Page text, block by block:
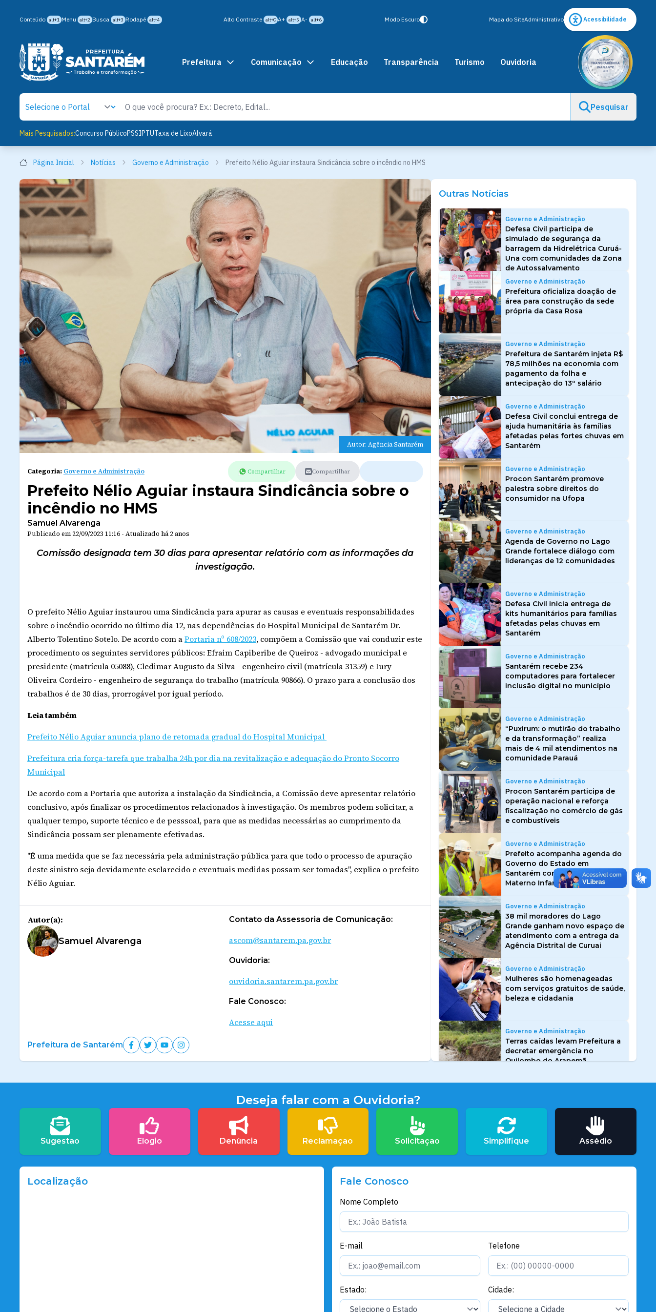
Conteúdo alt+1 Menu alt+2 Busca alt+3 Rodapé alt+4 Alto Contraste alt+C A+ alt+5 A- alt+6 Modo Escuro Mapa do SiteAdministrativo Acessibilidade
Prefeitura Comunicação Educação Transparência Turismo Ouvidoria
Pesquisar
Mais Pesquisados:Concurso PúblicoPSSIPTUTaxa de LixoAlvará
Página Inicial Notícias Governo e Administração Prefeito Nélio Aguiar instaura Sindicância sobre o incêndio no HMS
Autor: Agência Santarém
Categoria: Governo e Administração Compartilhar Compartilhar
Prefeito Nélio Aguiar instaura Sindicância sobre o
incêndio no HMS
Samuel Alvarenga
Publicado em 22/09/2023 11:16 - Atualizado há 2 anos
Comissão designada tem 30 dias para apresentar relatório com as informações da
investigação.
O prefeito Nélio Aguiar instaurou uma Sindicância para apurar as causas e eventuais responsabilidades
sobre o incêndio ocorrido no último dia 12, nas dependências do Hospital Municipal de Santarém Dr.
Alberto Tolentino Sotelo. De acordo com aPortaria nº 608/2023, compõem a Comissão que vai conduzir este
procedimento os seguintes servidores públicos: Efraim Capiberibe de Queiroz - advogado municipal e
presidente (matrícula 05088), Cledimar Augusto da Silva - engenheiro civil (matrícula 31359) e Iury
Oliveira Cordeiro - engenheiro de segurança do trabalho (matrícula 90866). O prazo para a conclusão dos
trabalhos é de 30 dias, prorrogável por igual período.
Leia também
Prefeito Nélio Aguiar anuncia plano de retomada gradual do Hospital Municipal
Prefeitura cria força-tarefa que trabalha 24h por dia na revitalização e adequação do Pronto Socorro
Municipal
De acordo com a Portaria que autoriza a instalação da Sindicância, a Comissão deve apresentar relatório
conclusivo, após finalizar os procedimentos relacionados à investigação. Os membros podem solicitar, a
qualquer tempo, suporte técnico e de pesssoal, para que as medidas necessárias ao cumprimento da
Sindicância possam ser plenamente efetivadas.
"É uma medida que se faz necessária pela administração pública para que todo o processo de apuração
deste sinistro seja devidamente esclarecido e eventuais medidas possam ser tomadas", explica o prefeito
Nélio Aguiar.
Autor(a):
Samuel Alvarenga
Contato da Assessoria de Comunicação:
ascom@santarem.pa.gov.br
Ouvidoria:
ouvidoria.santarem.pa.gov.br
Fale Conosco:
Acesse aqui
Prefeitura de Santarém
Outras Notícias
Governo e Administração
Defesa Civil participa de
simulado de segurança da
barragem da Hidrelétrica Curuá-
Una com comunidades da Zona
de Autossalvamento
Governo e Administração
Prefeitura oficializa doação de
área para construção da sede
própria da Casa Rosa
Governo e Administração
Prefeitura de Santarém injeta R$
78,5 milhões na economia com
pagamento da folha e
antecipação do 13º salário
Governo e Administração
Defesa Civil conclui entrega de
ajuda humanitária às famílias
afetadas pelas fortes chuvas em
Santarém
Governo e Administração
Procon Santarém promove
palestra sobre direitos do
consumidor na Ufopa
Governo e Administração
Agenda de Governo no Lago
Grande fortalece diálogo com
lideranças de 12 comunidades
Governo e Administração
Defesa Civil inicia entrega de
kits humanitários para famílias
afetadas pelas chuvas em
Santarém
Governo e Administração
Santarém recebe 234
computadores para fortalecer
inclusão digital no município
Governo e Administração
“Puxirum: o mutirão do trabalho
e da transformação” realiza
mais de 4 mil atendimentos na
comunidade Parauá
Governo e Administração
Procon Santarém participa de
operação nacional e reforça
fiscalização no comércio de gás
e combustíveis
Governo e Administração
Prefeito acompanha agenda do
Governo do Estado em
Santarém com visitas ao
Materno Infantil e à Policlínica
Governo e Administração
38 mil moradores do Lago
Grande ganham novo espaço de
atendimento com a entrega da
Agência Distrital de Curuai
Governo e Administração
Mulheres são homenageadas
com serviços gratuitos de saúde,
beleza e cidadania
Governo e Administração
Terras caídas levam Prefeitura a
decretar emergência no
Quilombo do Arapemã
um Natal de encontros, cultura,
solidariedade e espetáculo
Deseja falar com a Ouvidoria?
Sugestão Elogio Denúncia Reclamação Solicitação Simplifique Assédio
Localização Fale Conosco
Nome Completo
E-mail Telefone
Estado: Cidade: